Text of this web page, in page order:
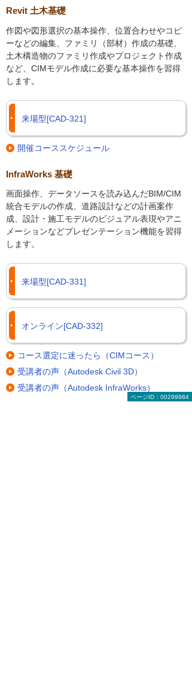
Revit 土木基礎
作図や図形選択の基本操作、位置合わせやコピ
ーなどの編集、ファミリ（部材）作成の基礎、
土木構造物のファミリ作成やプロジェクト作成
など、CIMモデル作成に必要な基本操作を習得
します。
来場型[CAD-321]
開催コーススケジュール
InfraWorks 基礎
画面操作、データソースを読み込んだBIM/CIM
統合モデルの作成、道路設計などの計画案作
成、設計・施工モデルのビジュアル表現やアニ
メーションなどプレゼンテーション機能を習得
します。
来場型[CAD-331]
オンライン[CAD-332]
コース選定に迷ったら（CIMコース）
受講者の声（Autodesk Civil 3D）
受講者の声（Autodesk InfraWorks）
ページID：00299984